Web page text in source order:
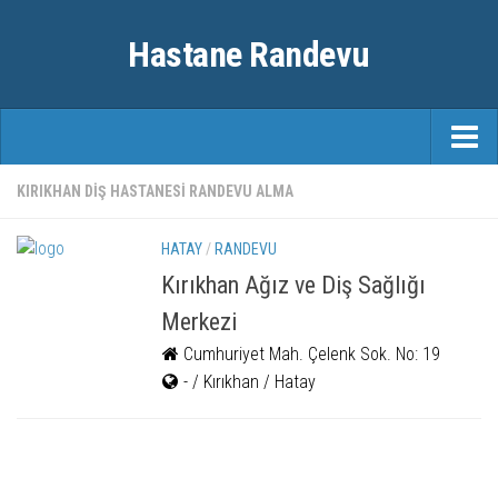
Hastane Randevu
ANASAYFA
RANDEVU
KIRIKHAN DIŞ HASTANESI RANDEVU ALMA
HATAY / RANDEVU
Kırıkhan Ağız ve Diş Sağlığı
Merkezi
Cumhuriyet Mah. Çelenk Sok. No: 19
- / Kırıkhan / Hatay